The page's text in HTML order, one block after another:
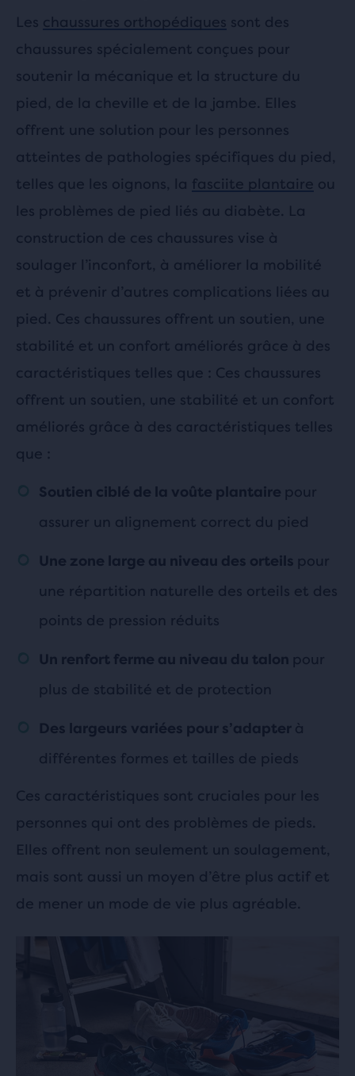
Les chaussures orthopédiques sont des
chaussures spécialement conçues pour
soutenir la mécanique et la structure du
pied, de la cheville et de la jambe. Elles
offrent une solution pour les personnes
atteintes de pathologies spécifiques du pied,
telles que les oignons, la fasciite plantaire ou
les problèmes de pied liés au diabète. La
construction de ces chaussures vise à
soulager l’inconfort, à améliorer la mobilité
et à prévenir d’autres complications liées au
pied. Ces chaussures offrent un soutien, une
stabilité et un confort améliorés grâce à des
caractéristiques telles que : Ces chaussures
offrent un soutien, une stabilité et un confort
améliorés grâce à des caractéristiques telles
que :
Soutien ciblé de la voûte plantaire pour
assurer un alignement correct du pied
Une zone large au niveau des orteils pour
une répartition naturelle des orteils et des
points de pression réduits
Un renfort ferme au niveau du talon pour
plus de stabilité et de protection
Des largeurs variées pour s’adapter à
différentes formes et tailles de pieds
Ces caractéristiques sont cruciales pour les
personnes qui ont des problèmes de pieds.
Elles offrent non seulement un soulagement,
mais sont aussi un moyen d’être plus actif et
de mener un mode de vie plus agréable.